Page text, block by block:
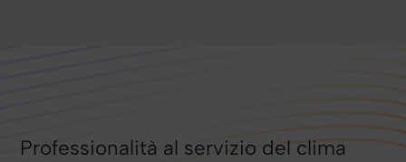
Professionalità al servizio del clima